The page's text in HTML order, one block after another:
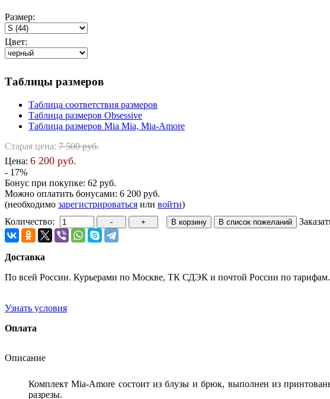
Размер:
Цвет:
Таблицы размеров
Таблица соответствия размеров
Таблица размеров Obsessive
Таблица размеров Mia Mia, Mia-Amore
Старая цена: 7 500 руб.
Цена: 6 200 руб.
- 17%
Бонус при покупке: 62 руб.
Можно оплатить бонусами: 6 200 руб.
(необходимо зарегистрироваться или войти)
Количество:
Доставка
По всей России. Курьерами по Москве, ТК СДЭК и почтой России по
Узнать условия
Оплата
Описание
Комплект Mia-Amore состоит из блузы и брюк, выполнен из
разрезы.